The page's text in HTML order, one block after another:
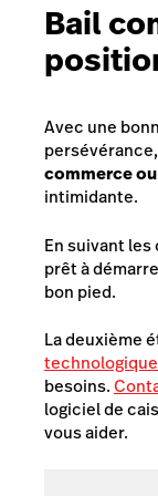
Bail
Avec une
commerce
intimidante.
En suivant
prêt à
bon pied.
La deuxième
besoins.
logiciel de
vous aider.